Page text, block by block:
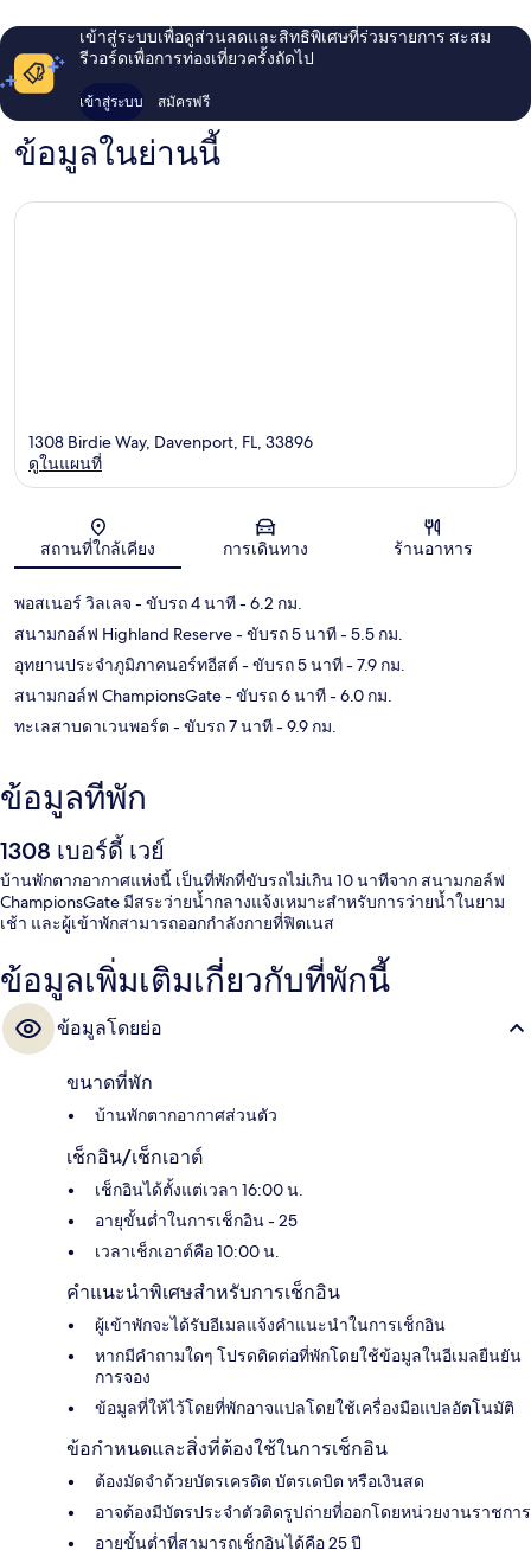
เข้าสู่ระบบเพื่อดูส่วนลดและสิทธิพิเศษที่ร่วมรายการ สะสม
รีวอร์ดเพื่อการท่องเที่ยวครั้งถัดไป
เข้าสู่ระบบ สมัครฟรี
ข้อมูลในย่านนี้
แผนที่
1308 Birdie Way, Davenport, FL, 33896
ดูในแผนที่
สถานที่ใกล้เคียง การเดินทาง ร้านอาหาร
พอสเนอร์ วิลเลจ - ขับรถ 4 นาที- 6.2 กม.
สนามกอล์ฟ Highland Reserve- ขับรถ 5 นาที- 5.5 กม.
อุทยานประจำภูมิภาคนอร์ทอีสต์ - ขับรถ 5 นาที- 7.9 กม.
สนามกอล์ฟ ChampionsGate- ขับรถ 6 นาที- 6.0 กม.
ทะเลสาบดาเวนพอร์ต - ขับรถ 7 นาที- 9.9 กม.
ข้อมูลที่พัก
1308 เบอร์ดี้ เวย์
บ้านพักตากอากาศแห่งนี้ เป็นที่พักที่ขับรถไม่เกิน 10 นาทีจาก สนามกอล์ฟ
ChampionsGate มีสระว่ายน้ำกลางแจ้งเหมาะสำหรับการว่ายน้ำในยาม
เช้า และผู้เข้าพักสามารถออกกำลังกายที่ฟิตเนส
ข้อมูลเพิ่มเติมเกี่ยวกับที่พักนี้
ข้อมูลโดยย่อ
ขนาดที่พัก
บ้านพักตากอากาศส่วนตัว
เช็กอิน/เช็กเอาต์
เช็กอินได้ตั้งแต่เวลา 16:00 น.
อายุขั้นต่ำในการเช็กอิน - 25
เวลาเช็กเอาต์คือ 10:00 น.
คำแนะนำพิเศษสำหรับการเช็กอิน
ผู้เข้าพักจะได้รับอีเมลแจ้งคำแนะนำในการเช็กอิน
หากมีคำถามใดๆ โปรดติดต่อที่พักโดยใช้ข้อมูลในอีเมลยืนยัน
การจอง
ข้อมูลที่ให้ไว้โดยที่พักอาจแปลโดยใช้เครื่องมือแปลอัตโนมัติ
ข้อกำหนดและสิ่งที่ต้องใช้ในการเช็กอิน
ต้องมัดจำด้วยบัตรเครดิต บัตรเดบิต หรือเงินสด
อาจต้องมีบัตรประจำตัวติดรูปถ่ายที่ออกโดยหน่วยงานราชการ
อายุขั้นต่ำที่สามารถเช็กอินได้คือ 25 ปี